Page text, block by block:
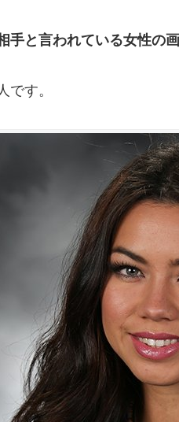
手と言われている女性の
です。